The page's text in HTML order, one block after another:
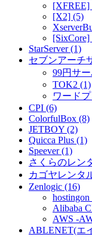
[XFREE]
[X2] (5)
[SixCore]
StarServer (1)
セブンアーチ
99円サ
TOK2 (1)
ワード
CPI (6)
ColorfulBox (8)
JETBOY (2)
Quicca Plus (1)
Speever (1)
さくらのレン
カゴヤレンタ
Zenlogic (16)
Alibaba
AWS -
ABLENET(エ